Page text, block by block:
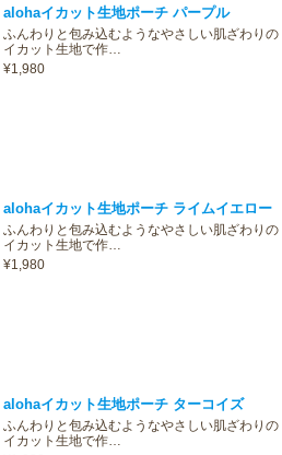
alohaイカット生地ポーチ パープル
ふんわりと包み込むようなやさしい肌ざわりの
イカット生地で作…
¥1,980
alohaイカット生地ポーチ ライムイエロー
ふんわりと包み込むようなやさしい肌ざわりの
イカット生地で作…
¥1,980
alohaイカット生地ポーチ ターコイズ
ふんわりと包み込むようなやさしい肌ざわりの
イカット生地で作…